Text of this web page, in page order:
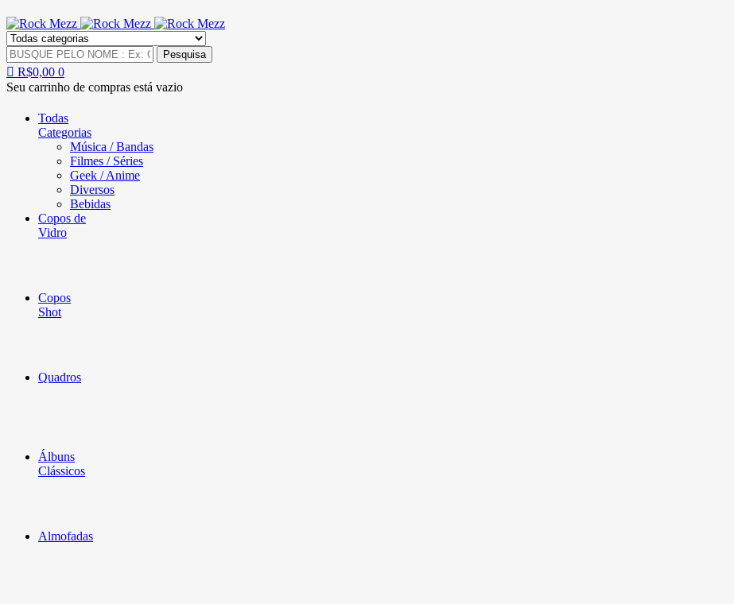
R$0,00 0
Seu carrinho de compras está vazio
Todas
Categorias
Música / Bandas
Filmes / Séries
Geek / Anime
Diversos
Bebidas
Copos de
Vidro
Copos
Shot
Quadros
Álbuns
Clássicos
Almofadas